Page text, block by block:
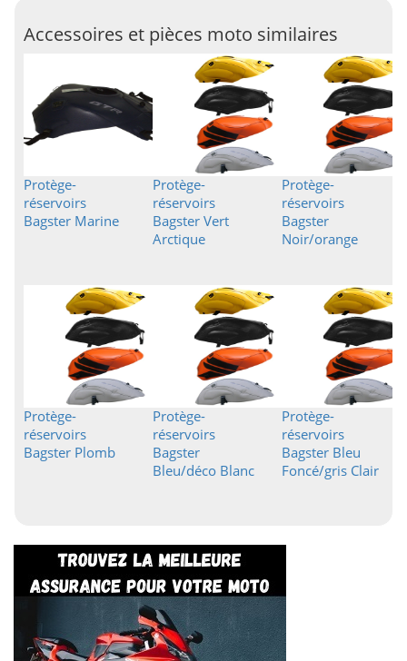
Accessoires et pièces moto similaires
Protège-
réservoirs
Bagster Marine
Protège-
réservoirs
Bagster Vert
Arctique
Protège-
réservoirs
Bagster
Noir/orange
Protège-
réservoirs
Bagster Plomb
Protège-
réservoirs
Bagster
Bleu/déco Blanc
Protège-
réservoirs
Bagster Bleu
Foncé/gris Clair